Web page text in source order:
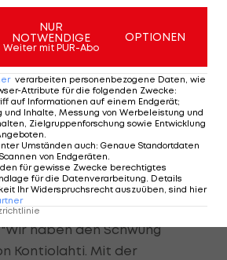
"Fehlt nicht mehr
Fischer setzt sich für die
keine besonderen
Training zum Wettkampf
würde mir reichen." Mit dem
ersten Hochfilzen-Woche - am
sechs - war der
haben den Schwung
Kontiolahti. Mit der
NUR
NOTWENDIGE
Weiter mit PUR-Abo
OPTIONEN
verarbeiten personenbezogene Daten, wie
Attribute für die folgenden Zwecke:
auf Informationen auf einem Endgerät;
und Inhalte, Messung von Werbeleistung und
Zielgruppenforschung sowie Entwicklung
.
Umständen auch: Genaue Standortdaten
von Endgeräten.
für gewisse Zwecke berechtigtes
für die Datenverarbeitung. Details
Ihr Widerspruchsrecht auszuüben, sind hier